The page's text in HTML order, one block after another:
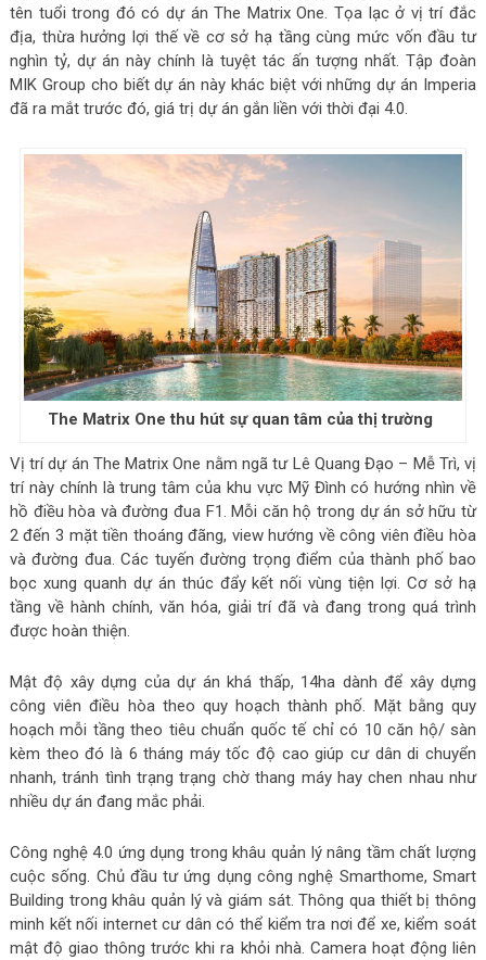
tên tuổi trong đó có dự án The Matrix One. Tọa lạc ở vị trí đắc
địa, thừa hưởng lợi thế về cơ sở hạ tầng cùng mức vốn đầu tư
nghìn tỷ, dự án này chính là tuyệt tác ấn tượng nhất. Tập đoàn
MIK Group cho biết dự án này khác biệt với những dự án Imperia
đã ra mắt trước đó, giá trị dự án gắn liền với thời đại 4.0.
The Matrix One thu hút sự quan tâm của thị trường
Vị trí dự án The Matrix One nằm ngã tư Lê Quang Đạo – Mễ Trì, vị
trí này chính là trung tâm của khu vực Mỹ Đình có hướng nhìn về
hồ điều hòa và đường đua F1. Mỗi căn hộ trong dự án sở hữu từ
2 đến 3 mặt tiền thoáng đãng, view hướng về công viên điều hòa
và đường đua. Các tuyến đường trọng điểm của thành phố bao
bọc xung quanh dự án thúc đẩy kết nối vùng tiện lợi. Cơ sở hạ
tầng về hành chính, văn hóa, giải trí đã và đang trong quá trình
được hoàn thiện.
Mật độ xây dựng của dự án khá thấp, 14ha dành để xây dựng
công viên điều hòa theo quy hoạch thành phố. Mặt bằng quy
hoạch mỗi tầng theo tiêu chuẩn quốc tế chỉ có 10 căn hộ/ sàn
kèm theo đó là 6 tháng máy tốc độ cao giúp cư dân di chuyển
nhanh, tránh tình trạng trạng chờ thang máy hay chen nhau như
nhiều dự án đang mắc phải.
Công nghệ 4.0 ứng dụng trong khâu quản lý nâng tầm chất lượng
cuộc sống. Chủ đầu tư ứng dụng công nghệ Smarthome, Smart
Building trong khâu quản lý và giám sát. Thông qua thiết bị thông
minh kết nối internet cư dân có thể kiểm tra nơi để xe, kiểm soát
mật độ giao thông trước khi ra khỏi nhà. Camera hoạt động liên